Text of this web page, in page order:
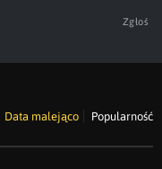
Zgłoś
Data malejąco Popularność